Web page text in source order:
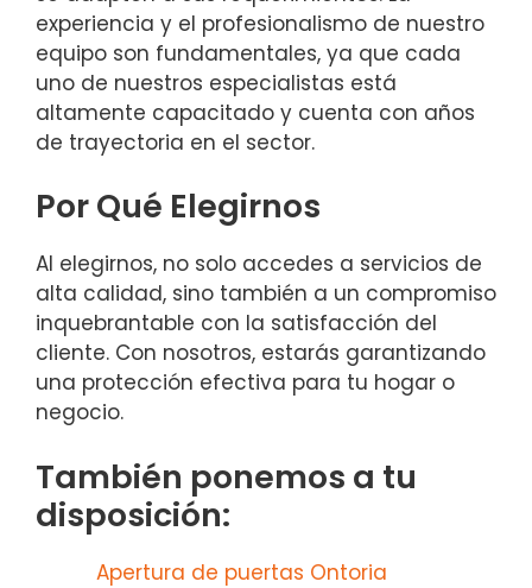
experiencia y el profesionalismo de nuestro
equipo son fundamentales, ya que cada
uno de nuestros especialistas está
altamente capacitado y cuenta con años
de trayectoria en el sector.
Por Qué Elegirnos
Al elegirnos, no solo accedes a servicios de
alta calidad, sino también a un compromiso
inquebrantable con la satisfacción del
cliente. Con nosotros, estarás garantizando
una protección efectiva para tu hogar o
negocio.
También ponemos a tu
disposición:
Apertura de puertas Ontoria